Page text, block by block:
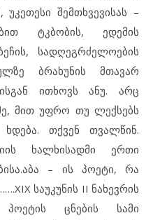
შემთხვევისას –
ტკბობის, ედემის
სადღეგრძელოების
ბრახუნის მთავარ
ითხოვს ანუ. არც
მით უფრო თუ ლექსებს
თქვენ თვალწინ.
ხალხისადმი ერთი
– ის პოეტი, რა
საუკუნის II ნახევრის
ცნების სამი